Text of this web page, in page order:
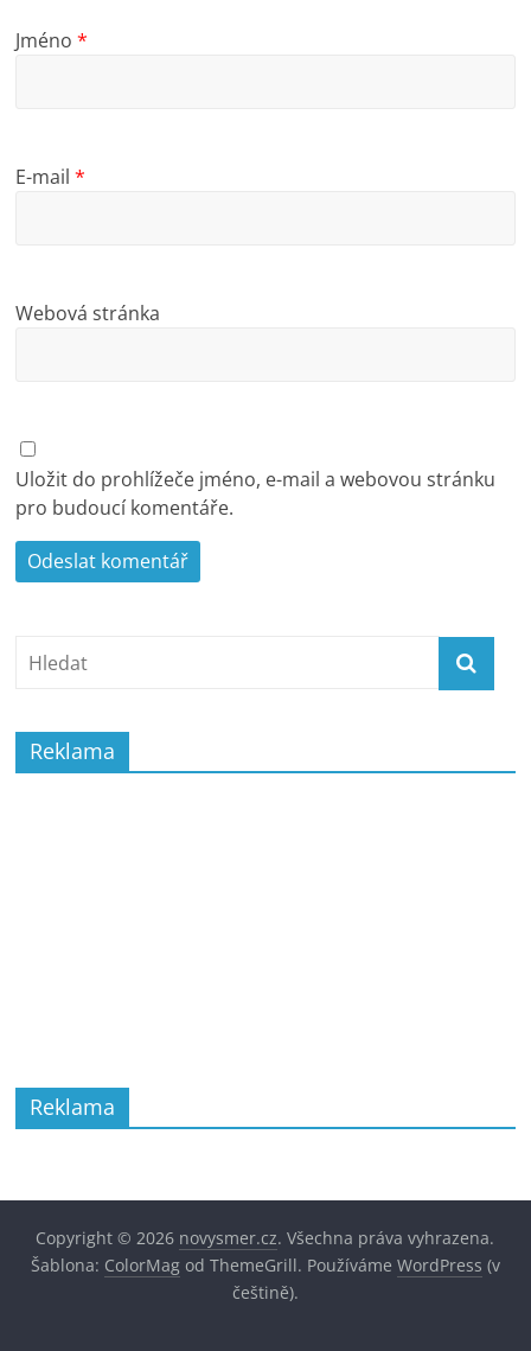
Jméno*
E-mail*
Webová stránka
Uložit do prohlížeče jméno, e-mail a webovou stránku
pro budoucí komentáře.
Reklama
Reklama
Copyright © 2026 novysmer.cz. Všechna práva vyhrazena.
Šablona: ColorMagod ThemeGrill. Používáme WordPress (v
češtině).